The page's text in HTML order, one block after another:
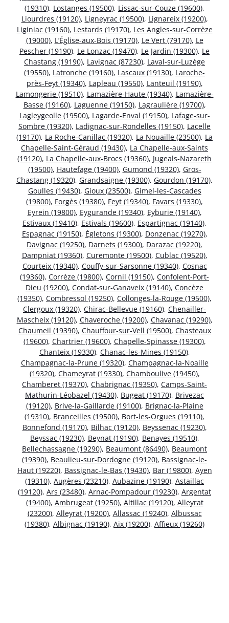
(19310), Lostanges (19500), Lissac-sur-Couze (19600),
Liourdres (19120), Ligneyrac (19500), Lignareix (19200),
Liginiac (19160), Lestards (19170), Les Angles-sur-Corrèze
(19000), L’Église-aux-Bois (19170), Le Vert (79170), Le
Pescher (19190), Le Lonzac (19470), Le Jardin (19300), Le
Chastang (19190), Lavignac (87230), Laval-sur-Luzège
(19550), Latronche (19160), Lascaux (19130), Laroche-
près-Feyt (19340), Lapleau (19550), Lanteuil (19190),
Lamongerie (19510), Lamazière-Haute (19340), Lamazière-
Basse (19160), Laguenne (19150), Lagraulière (19700),
Lagleygeolle (19500), Lagarde-Enval (19150), Lafage-sur-
Sombre (19320), Ladignac-sur-Rondelles (19150), Lacelle
(19170), La Roche-Canillac (19320), La Nouaille (23500), La
Chapelle-Saint-Géraud (19430), La Chapelle-aux-Saints
(19120), La Chapelle-aux-Brocs (19360), Jugeals-Nazareth
(19500), Hautefage (19400), Gumond (19320), Gros-
Chastang (19320), Grandsaigne (19300), Gourdon (19170),
Goulles (19430), Gioux (23500), Gimel-les-Cascades
(19800), Forgès (19380), Feyt (19340), Favars (19330),
Eyrein (19800), Eygurande (19340), Eyburie (19140),
Estivaux (19410), Estivals (19600), Espartignac (19140),
Espagnac (19150), Égletons (19300), Donzenac (19270),
Davignac (19250), Darnets (19300), Darazac (19220),
Dampniat (19360), Curemonte (19500), Cublac (19520),
Courteix (19340), Couffy-sur-Sarsonne (19340), Cosnac
(19360), Corrèze (19800), Cornil (19150), Confolent-Port-
Dieu (19200), Condat-sur-Ganaveix (19140), Concèze
(19350), Combressol (19250), Collonges-la-Rouge (19500),
Clergoux (19320), Chirac-Bellevue (19160), Chenailler-
Mascheix (19120), Chaveroche (19200), Chavanac (19290),
Chaumeil (19390), Chauffour-sur-Vell (19500), Chasteaux
(19600), Chartrier (19600), Chapelle-Spinasse (19300),
Chanteix (19330), Chanac-les-Mines (19150),
Champagnac-la-Prune (19320), Champagnac-la-Noaille
(19320), Chameyrat (19330), Chamboulive (19450),
Chamberet (19370), Chabrignac (19350), Camps-Saint-
Mathurin-Léobazel (19430), Bugeat (19170), Brivezac
(19120), Brive-la-Gaillarde (19100), Brignac-la-Plaine
(19310), Branceilles (19500), Bort-les-Orgues (19110),
Bonnefond (19170), Bilhac (19120), Beyssenac (19230),
Beyssac (19230), Beynat (19190), Benayes (19510),
Bellechassagne (19290), Beaumont (86490), Beaumont
(19390), Beaulieu-sur-Dordogne (19120), Bassignac-le-
Haut (19220), Bassignac-le-Bas (19430), Bar (19800), Ayen
(19310), Augères (23210), Aubazine (19190), Astaillac
(19120), Ars (23480), Arnac-Pompadour (19230), Argentat
(19400), Ambrugeat (19250), Altillac (19120), Alleyrat
(23200), Alleyrat (19200), Allassac (19240), Albussac
(19380), Albignac (19190), Aix (19200), Affieux (19260)